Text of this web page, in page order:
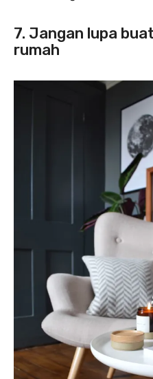
7. Jangan lupa
rumah